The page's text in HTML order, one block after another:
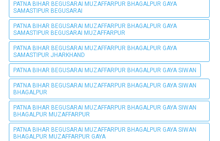
PATNA BIHAR BEGUSARAI MUZAFFARPUR BHAGALPUR GAYA
SAMASTIPUR BEGUSARAI
PATNA BIHAR BEGUSARAI MUZAFFARPUR BHAGALPUR GAYA
SAMASTIPUR BEGUSARAI MUZAFFARPUR
PATNA BIHAR BEGUSARAI MUZAFFARPUR BHAGALPUR GAYA
SAMASTIPUR JHARKHAND
PATNA BIHAR BEGUSARAI MUZAFFARPUR BHAGALPUR GAYA SIWAN
PATNA BIHAR BEGUSARAI MUZAFFARPUR BHAGALPUR GAYA SIWAN
BHAGALPUR
PATNA BIHAR BEGUSARAI MUZAFFARPUR BHAGALPUR GAYA SIWAN
BHAGALPUR MUZAFFARPUR
PATNA BIHAR BEGUSARAI MUZAFFARPUR BHAGALPUR GAYA SIWAN
BHAGALPUR MUZAFFARPUR GAYA